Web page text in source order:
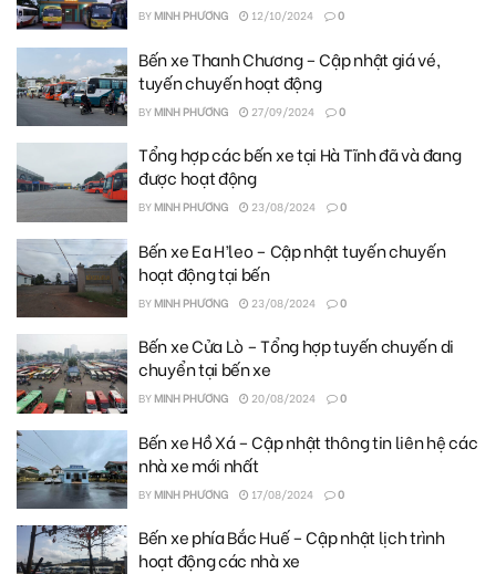
BYMINH PHƯƠNG 12/10/2024 0
Bến xe Thanh Chương – Cập nhật giá vé,
tuyến chuyến hoạt động
BYMINH PHƯƠNG 27/09/2024 0
Tổng hợp các bến xe tại Hà Tĩnh đã và đang
được hoạt động
BYMINH PHƯƠNG 23/08/2024 0
Bến xe Ea H’leo – Cập nhật tuyến chuyến
hoạt động tại bến
BYMINH PHƯƠNG 23/08/2024 0
Bến xe Cửa Lò – Tổng hợp tuyến chuyến di
chuyển tại bến xe
BYMINH PHƯƠNG 20/08/2024 0
Bến xe Hồ Xá – Cập nhật thông tin liên hệ các
nhà xe mới nhất
BYMINH PHƯƠNG 17/08/2024 0
Bến xe phía Bắc Huế – Cập nhật lịch trình
hoạt động các nhà xe